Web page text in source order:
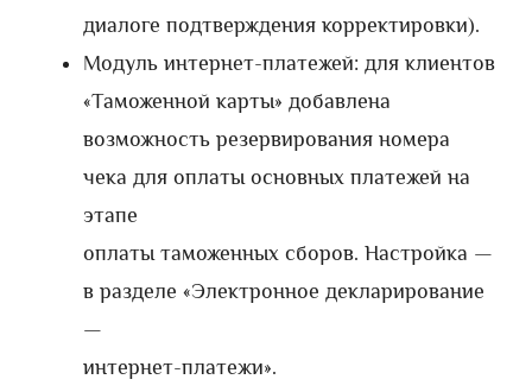
диалоге подтверждения корректировки).
Модуль интернет-платежей: для клиентов
«Таможенной карты» добавлена
возможность резервирования номера
чека для оплаты основных платежей на
этапе
оплаты таможенных сборов. Настройка —
в разделе «Электронное декларирование
—
интернет-платежи».